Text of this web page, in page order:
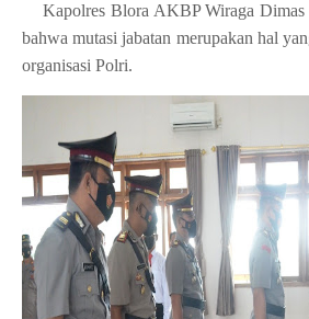
Kapolres Blora AKBP Wiraga Dimas
bahwa mutasi jabatan merupakan hal
organisasi Polri.